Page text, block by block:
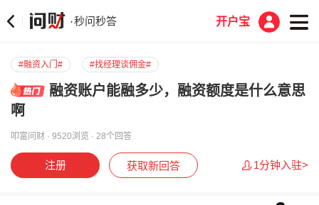
·秒问秒答 开户宝
#融资入门# #找经理谈佣金#
融资账户能融多少，融资额度是什么意思
啊
叩富问财 · 9520浏览 · 28个回答
注册 获取新回答 1分钟入驻>